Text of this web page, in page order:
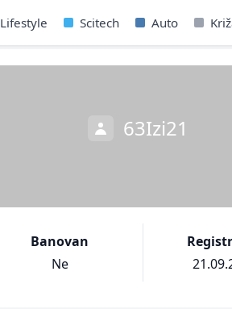
Lifestyle Scitech Auto
63Izi21
Banovan
Ne